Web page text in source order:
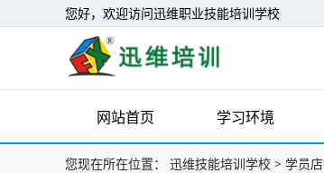
您好，欢迎访问迅维职业技能培训学校
网站首页 学习环境
您现在所在位置： 迅维技能培训学校 > 学员